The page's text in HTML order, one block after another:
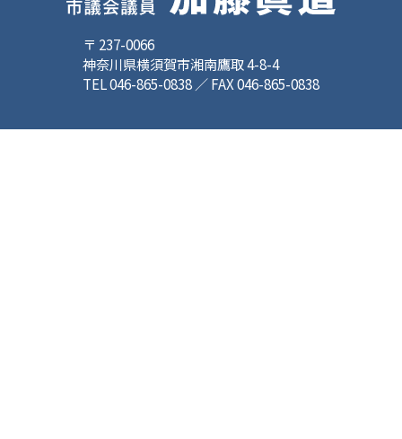
〒 237-0066
神奈川県横須賀市湘南鷹取 4-8-4
TEL 046-865-0838 ／ FAX 046-865-0838